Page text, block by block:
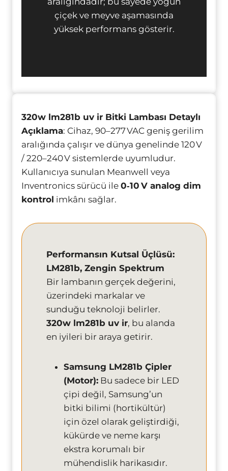
çiçek ve meyve aşamasında
yüksek performans gösterir.
320w lm281b uv ir Bitki Lambası Detaylı
Açıklama: Cihaz, 90–277 VAC geniş gerilim
aralığında çalışır ve dünya genelinde 120 V
/ 220–240 V sistemlerde uyumludur.
Kullanıcıya sunulan Meanwell veya
Inventronics sürücü ile 0‑10 V analog dim
kontrol imkânı sağlar.
Performansın Kutsal Üçlüsü:
LM281b, Zengin Spektrum
Bir lambanın gerçek değerini,
üzerindeki markalar ve
sunduğu teknoloji belirler.
320w lm281b uv ir, bu alanda
en iyileri bir araya getirir.
Samsung LM281b Çipler
(Motor): Bu sadece bir LED
çipi değil, Samsung’un
bitki bilimi (hortikültür)
için özel olarak geliştirdiği,
kükürde ve neme karşı
ekstra korumalı bir
mühendislik harikasıdır.